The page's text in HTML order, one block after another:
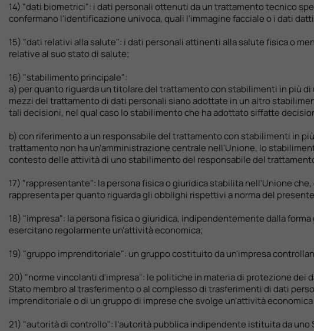
14) "dati biometrici": i dati personali ottenuti da un trattamento tecnico
confermano l'identificazione univoca, quali l'immagine facciale o i dati
15) "dati relativi alla salute": i dati personali attinenti alla salute fisica o
relative al suo stato di salute;
16) "stabilimento principale":
a) per quanto riguarda un titolare del trattamento con stabilimenti in più
mezzi del trattamento di dati personali siano adottate in un altro
tali decisioni, nel qual caso lo stabilimento che ha adottato siffatte
b) con riferimento a un responsabile del trattamento con stabilimenti in
trattamento non ha un'amministrazione centrale nell'Unione, lo
contesto delle attività di uno stabilimento del responsabile del
17) "rappresentante": la persona fisica o giuridica stabilita nell'Unione
rappresenta per quanto riguarda gli obblighi rispettivi a norma del
18) "impresa": la persona fisica o giuridica, indipendentemente dalla
esercitano regolarmente un'attività economica;
19) "gruppo imprenditoriale": un gruppo costituito da un'impresa
20) "norme vincolanti d'impresa": le politiche in materia di protezione
Stato membro al trasferimento o al complesso di trasferimenti di dati
imprenditoriale o di un gruppo di imprese che svolge un'attività
21) "autorità di controllo": l'autorità pubblica indipendente istituita da uno